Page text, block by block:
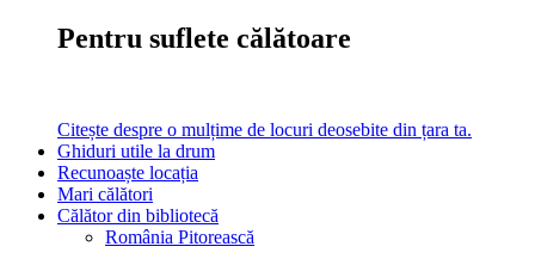
Pentru suflete călătoare
Citește despre o mulțime de locuri deosebite din țara ta.
Ghiduri utile la drum
Recunoaște locația
Mari călători
Călător din bibliotecă
România Pitorească